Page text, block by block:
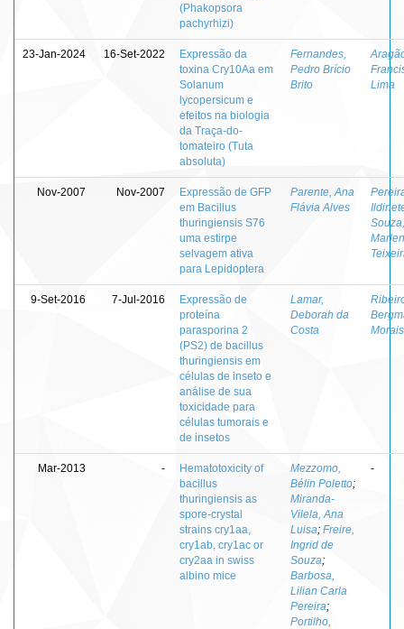
(Phakopsora
pachyrhizi)
23-Jan-2024 16-Set-2022
Expressão da
toxina Cry10Aa em
Solanum
lycopersicum e
efeitos na biologia
da Traça-do-
tomateiro (Tuta
absoluta)
Fernandes,
Pedro Brício
Brito
Lima
Nov-2007 Nov-2007
Expressão de GFP
em Bacillus
thuringiensis S76
uma estirpe
selvagem ativa
para Lepidoptera
Parente, Ana
Flávia Alves
Souza,
9-Set-2016 7-Jul-2016
Expressão de
proteína
parasporina 2
(PS2) de bacillus
thuringiensis em
células de inseto e
análise de sua
toxicidade para
células tumorais e
de insetos
Lamar,
Deborah da
Costa
Morais
Mar-2013 -
Hematotoxicity of
bacillus
thuringiensis as
spore-crystal
strains cry1aa,
cry1ab, cry1ac or
cry2aa in swiss
albino mice
Mezzomo,
Bélin Poletto;
Miranda-
Vilela, Ana
Luisa; Freire,
Ingrid de
Souza;
Barbosa,
Lilian Carla
Pereira;
Portilho,
-